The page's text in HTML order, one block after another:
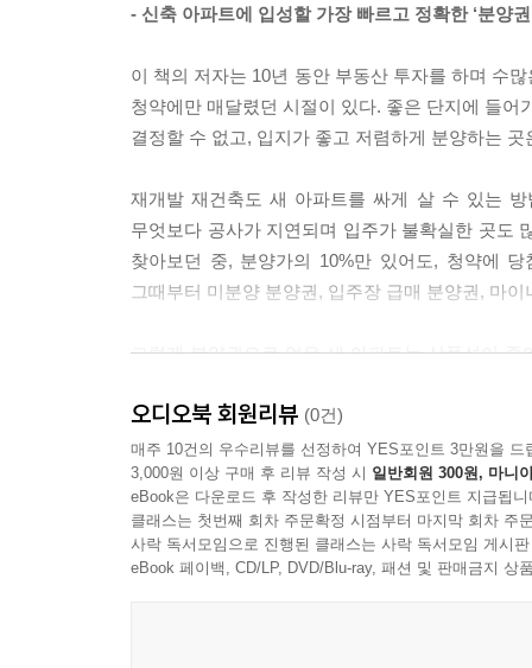
- 신축 아파트에 입성할 가장 빠르고 정확한 ‘분양
이 책의 저자는 10년 동안 부동산 투자를 하며 수
청약에만 매달렸던 시절이 있다. 좋은 단지에 들
결정할 수 없고, 입지가 좋고 저렴하게 분양하는
재개발 재건축도 새 아파트를 싸게 살 수 있는
무엇보다 공사가 지연되며 입주가 불확실한 곳도
찾아보던 중, 분양가의 10%만 있어도, 청약에
그때부터 미분양 분양권, 입주장 급매 분양권, 마
그렇게 분양권으로 얻은 새 아파트는 상품성이
새 아파트를 샀더니 투자하고도 전혀 신경 쓸 일
“분양권은 저에게 첫 부동산 수익을 안겨준 고마
분양권을 어떻게 사야 하는지, 언제 사고팔면
알려드리고 싶어 이 책을 쓰게 되었습니다.”
오디오북 회원리뷰 (0건)
매주 10건의 우수리뷰를 선정하여 YES포인트 3만원을 드
3,000원 이상 구매 후 리뷰 작성 시 일반회원 300원, 마니
eBook은 다운로드 후 작성한 리뷰만 YES포인트 지급됩니
클래스는 첫번째 회차 주문확정 시점부터 마지막 회차 주
사락 독서모임으로 진행된 클래스는 사락 독서모임 게시
eBook 페이백, CD/LP, DVD/Blu-ray, 패션 및 판매금지 상